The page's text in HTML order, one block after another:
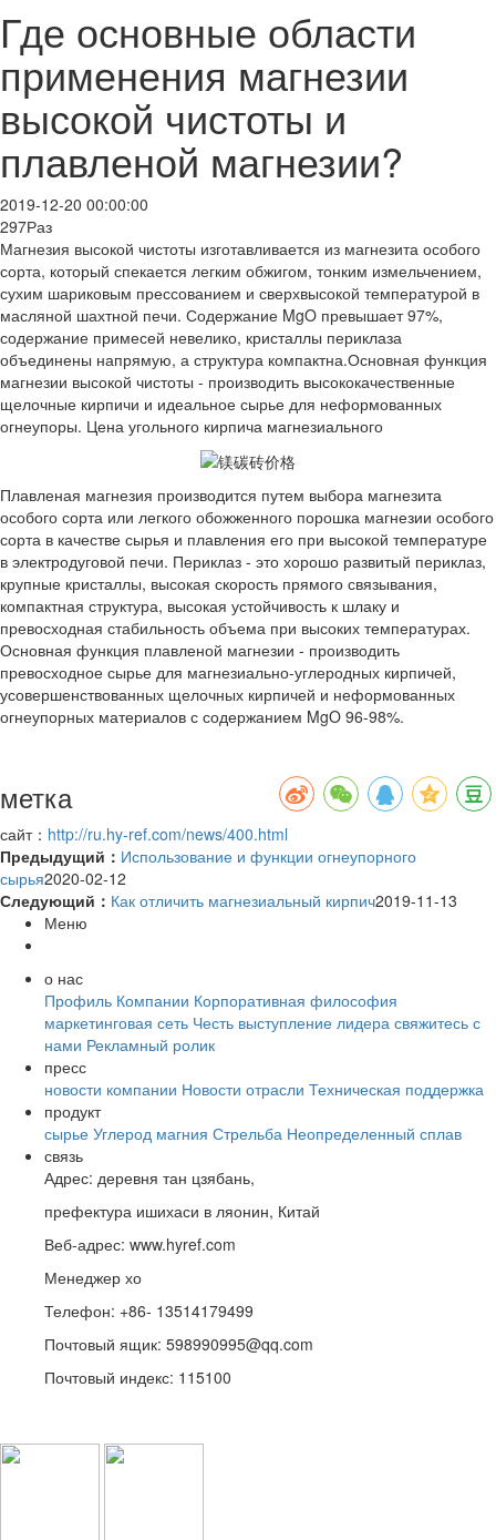
Где основные области
применения магнезии
высокой чистоты и
плавленой магнезии?
2019-12-20 00:00:00
297Раз
Магнезия высокой чистоты изготавливается из магнезита особого
сорта, который спекается легким обжигом, тонким измельчением,
сухим шариковым прессованием и сверхвысокой температурой в
масляной шахтной печи. Содержание MgO превышает 97%,
содержание примесей невелико, кристаллы периклаза
объединены напрямую, а структура компактна.Основная функция
магнезии высокой чистоты - производить высококачественные
щелочные кирпичи и идеальное сырье для неформованных
огнеупоры. Цена угольного кирпича магнезиального
Плавленая магнезия производится путем выбора магнезита
особого сорта или легкого обожженного порошка магнезии особого
сорта в качестве сырья и плавления его при высокой температуре
в электродуговой печи. Периклаз - это хорошо развитый периклаз,
крупные кристаллы, высокая скорость прямого связывания,
компактная структура, высокая устойчивость к шлаку и
превосходная стабильность объема при высоких температурах.
Основная функция плавленой магнезии - производить
превосходное сырье для магнезиально-углеродных кирпичей,
усовершенствованных щелочных кирпичей и неформованных
огнеупорных материалов с содержанием MgO 96-98%.
метка
сайт： http://ru.hy-ref.com/news/400.html
Предыдущий： Использование и функции огнеупорного
сырья2020-02-12
Следующий： Как отличить магнезиальный кирпич2019-11-13
Меню
о нас
Профиль Компании Корпоративная философия
маркетинговая сеть Честь выступление лидера свяжитесь с
нами Рекламный ролик
пресс
новости компании Новости отрасли Техническая поддержка
продукт
сырье Углерод магния Стрельба Неопределенный сплав
связь
Адрес: деревня тан цзябань,
префектура ишихаси в ляонин, Китай
Веб-адрес: www.hyref.com
Менеджер хо
Телефон: +86- 13514179499
Почтовый ящик: 598990995@qq.com
Почтовый индекс: 115100